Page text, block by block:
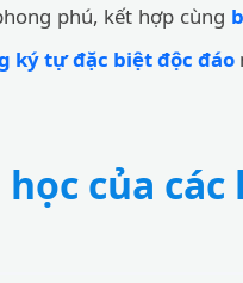
phú, kết hợp cùng
ký tự đặc biệt độc đáo
của